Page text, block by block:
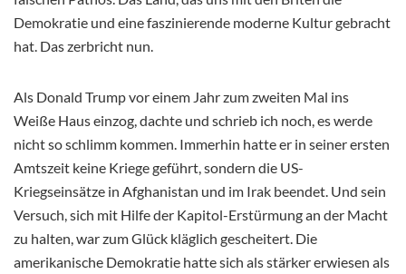
Demokratie und eine faszinierende moderne Kultur gebracht
hat. Das zerbricht nun.
Als Donald Trump vor einem Jahr zum zweiten Mal ins
Weiße Haus einzog, dachte und schrieb ich noch, es werde
nicht so schlimm kommen. Immerhin hatte er in seiner ersten
Amtszeit keine Kriege geführt, sondern die US-
Kriegseinsätze in Afghanistan und im Irak beendet. Und sein
Versuch, sich mit Hilfe der Kapitol-Erstürmung an der Macht
zu halten, war zum Glück kläglich gescheitert. Die
amerikanische Demokratie hatte sich als stärker erwiesen als